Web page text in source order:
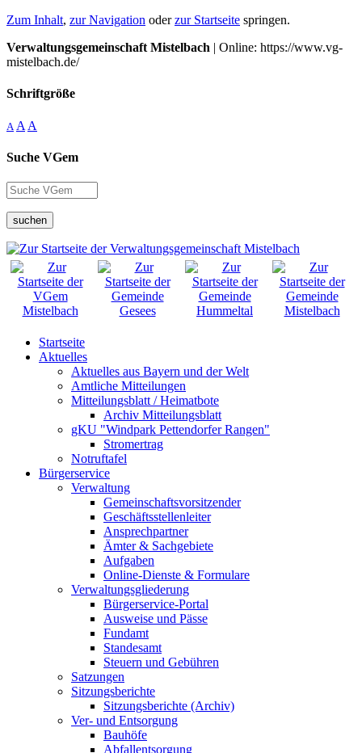
Zum Inhalt, zur Navigation oderzur Startseite springen.
Verwaltungsgemeinschaft Mistelbach | Online: https://www.vg-
mistelbach.de/
Schriftgröße
A A A
Suche VGem
suchen
Startseite
Aktuelles
Aktuelles aus Bayern und der Welt
Amtliche Mitteilungen
Mitteilungsblatt / Heimatbote
Archiv Mitteilungsblatt
gKU "Windpark Pettendorfer Rangen"
Stromertrag
Notruftafel
Bürgerservice
Verwaltung
Gemeinschaftsvorsitzender
Geschäftsstellenleiter
Ansprechpartner
Ämter & Sachgebiete
Aufgaben
Online-Dienste & Formulare
Verwaltungsgliederung
Bürgerservice-Portal
Ausweise und Pässe
Fundamt
Standesamt
Steuern und Gebühren
Satzungen
Sitzungsberichte
Sitzungsberichte (Archiv)
Ver- und Entsorgung
Bauhöfe
Abfallentsorgung